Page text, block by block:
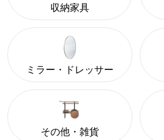
収納家具
ミラー・ドレッサー
その他・雑貨